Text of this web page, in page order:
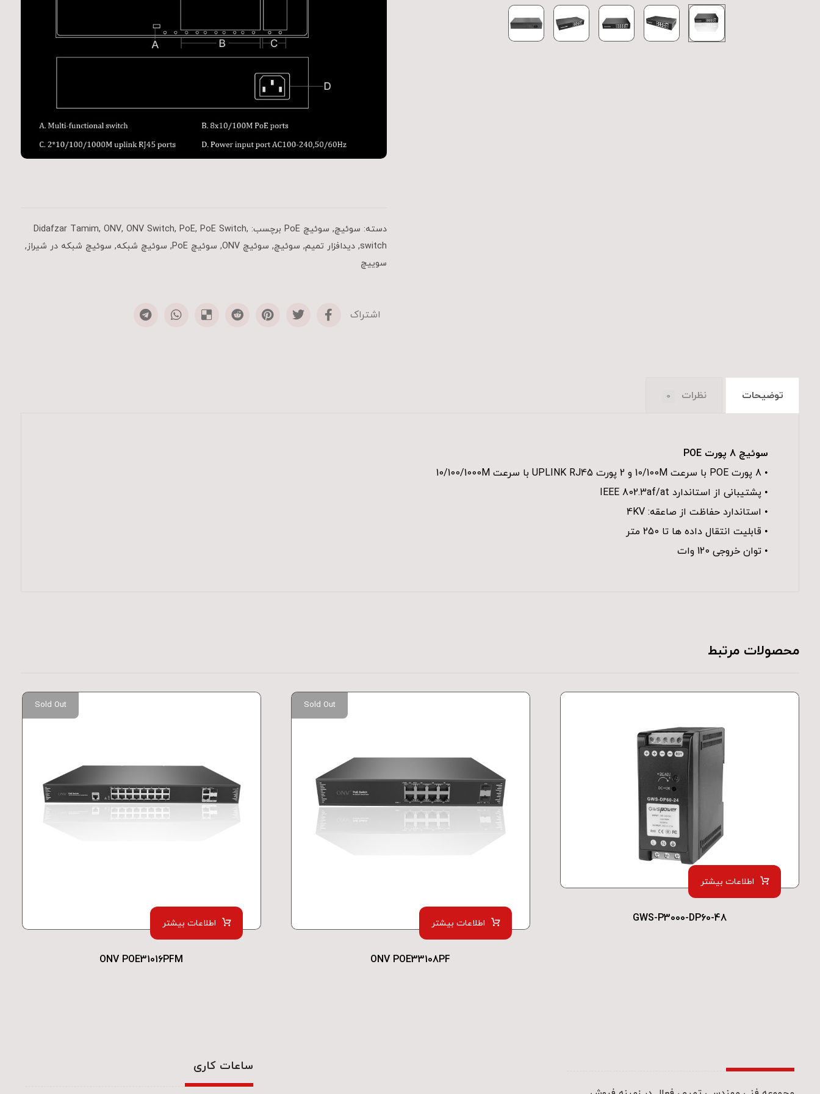
دسته: سوئیچ, سوئیچ PoE برچسب: Didafzar Tamim, ONV, ONV Switch, PoE, PoE Switch,
switch
,دیدافزار تمیم, سوئیچ, سوئیچ ONV , سوئیچ PoE , سوئیچ شبکه, سوئیچ شبکه در شیراز,
سوییچ
توضیحات نظرات 0
سوئیچ 8 پورت POE
• 8 پورت POE با سرعت 10/100M و 2 پورت UPLINK RJ45 با سرعت 10/100/1000M
• پشتیبانی از استاندارد IEEE 802.3af/at
• استاندارد حفاظت از صاعقه: 4KV
• قابلیت انتقال داده ها تا 250 متر
• توان خروجی 120 وات
محصولات مرتبط
GWS-P3000-DP60-48
اطلاعات بیشتر
ONV POE33108PF
Sold Out
اطلاعات بیشتر
ONV POE31016PFM
Sold Out
اطلاعات بیشتر
ساعات کاری